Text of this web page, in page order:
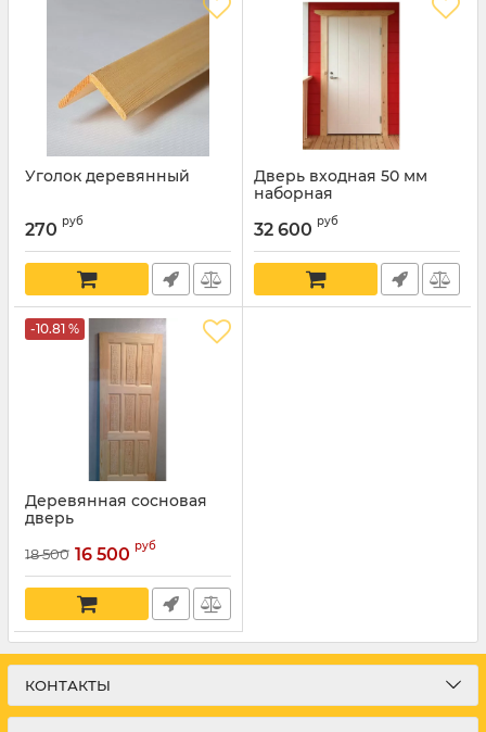
Уголок деревянный
270 руб
Дверь входная 50 мм
наборная
32 600 руб
-10.81 %
Деревянная сосновая
дверь
18 500 16 500 руб
КОНТАКТЫ